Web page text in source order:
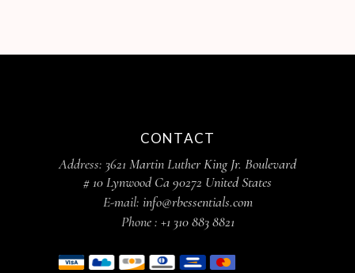
CONTACT
Address: 3621 Martin Luther King Jr. Boulevard
# 10 Lynwood Ca 90272 United States
E-mail: info@rbessentials.com
Phone : +1 310 883 8821